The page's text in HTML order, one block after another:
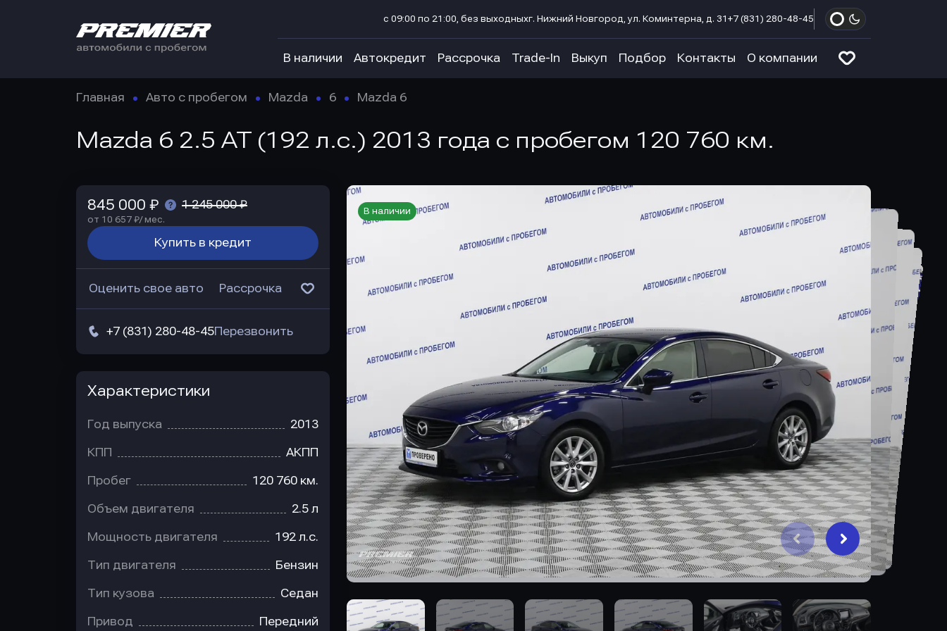
с 09:00 по 21:00, без выходныхг. Нижний Новгород, ул. Коминтерна, д. 31 +7 (831) 280-48-45
В наличии Автокредит Рассрочка Trade-In Выкуп Подбор Контакты О компании
Главная Авто с пробегом Mazda 6 Mazda 6
Mazda 6 2.5 AT (192 л.с.) 2013 года с пробегом 120 760 км.
В наличии
845 000 ₽ 1 245 000 ₽
от 10 657 ₽/ мес.
Купить в кредит
Оценить свое авто Рассрочка
+7 (831) 280-48-45Перезвонить
Характеристики
Год выпуска 2013
КПП АКПП
Пробег 120 760 км.
Объем двигателя 2.5 л
Мощность двигателя 192 л.с.
Тип двигателя Бензин
Тип кузова Седан
Привод Передний